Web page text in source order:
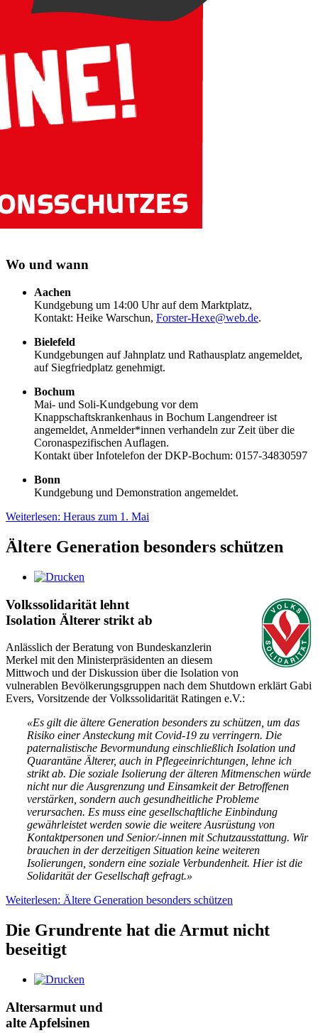
Wo und wann
Aachen
Kundgebung um 14:00 Uhr auf dem Marktplatz,
Kontakt: Heike Warschun, Forster-Hexe@web.de.
Bielefeld
Kundgebungen auf Jahnplatz und Rathausplatz angemeldet,
auf Siegfriedplatz genehmigt.
Bochum
Mai- und Soli-Kundgebung vor dem
Knappschaftskrankenhaus in Bochum Langendreer ist
angemeldet, Anmelder*innen verhandeln zur Zeit über die
Coronaspezifischen Auflagen.
Kontakt über Infotelefon der DKP-Bochum: 0157-34830597
Bonn
Kundgebung und Demonstration angemeldet.
Weiterlesen: Heraus zum 1. Mai
Ältere Generation besonders schützen
Volkssolidarität lehnt
Isolation Älterer strikt ab
Anlässlich der Beratung von Bundeskanzlerin
Merkel mit den Ministerpräsidenten an diesem
Mittwoch und der Diskussion über die Isolation von
vulnerablen Bevölkerungsgruppen nach dem Shutdown erklärt Gabi
Evers, Vorsitzende der Volkssolidarität Ratingen e.V.:
«Es gilt die ältere Generation besonders zu schützen, um das
Risiko einer Ansteckung mit Covid-19 zu verringern. Die
paternalistische Bevormundung einschließlich Isolation und
Quarantäne Älterer, auch in Pflegeeinrichtungen, lehne ich
strikt ab. Die soziale Isolierung der älteren Mitmenschen würde
nicht nur die Ausgrenzung und Einsamkeit der Betroffenen
verstärken, sondern auch gesundheitliche Probleme
verursachen. Es muss eine gesellschaftliche Einbindung
gewährleistet werden sowie die weitere Ausrüstung von
Kontaktpersonen und Senior/-innen mit Schutzausstattung. Wir
brauchen in der derzeitigen Situation keine weiteren
Isolierungen, sondern eine soziale Verbundenheit. Hier ist die
Solidarität der Gesellschaft gefragt.»
Weiterlesen: Ältere Generation besonders schützen
Die Grundrente hat die Armut nicht
beseitigt
Altersarmut und
alte Apfelsinen